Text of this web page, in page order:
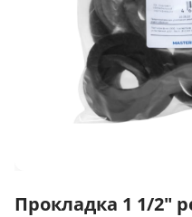
Прокладка 1 1/2"